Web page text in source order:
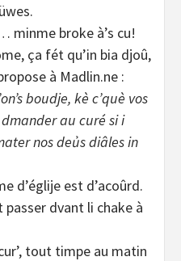
minme broke à’s cu!
ça fét qu’in bia djoû,
à Madlin.ne :
boudje, kè c’què vos
au curé si i
nos deủs diâles in
d’églije est d’acoûrd.
dvant li chake à
tout timpe au matin